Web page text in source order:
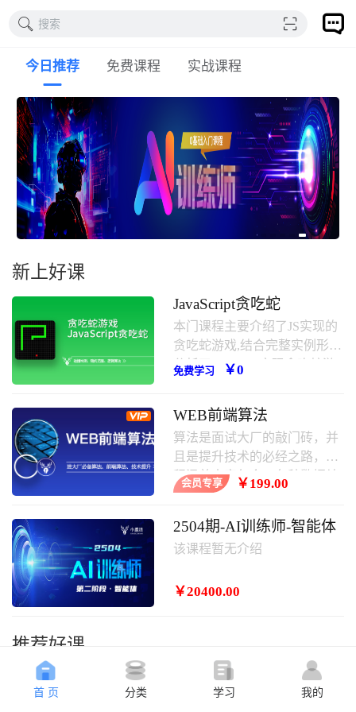
搜索
今日推荐 免费课程 实战课程
新上好课
JavaScript贪吃蛇
本门课程主要介绍了JS实现的
贪吃蛇游戏,结合完整实例形式
分析了javascript实现贪吃蛇游
下。
免费学习 ￥0
WEB前端算法
算法是面试大厂的敲门砖，并
且是提升技术的必经之路，课
程涵盖内容包含：各种数据结
构，常用算法，其中涵盖大厂
会员专享 ￥199.00
2504期-AI训练师-智能体
该课程暂无介绍
￥20400.00
推荐好课
首 页 分类 学习 我的